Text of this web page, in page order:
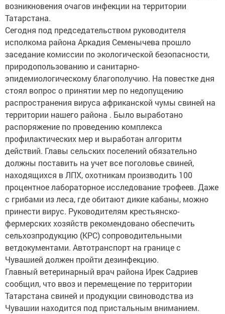
возникновения очагов инфекции на территории
Татарстана.
Сегодня под председательством руководителя
исполкома района Аркадия Семенычева прошло
заседание комиссии по экологической безопасности,
природопользованию и санитарно-
эпидемиологическому благополучию. На повестке дня
стоял вопрос о принятии мер по недопущению
распространения вируса африканской чумы свиней на
территории нашего района . Было выработано
распоряжение по проведению комплекса
профилактических мер и выработан алгоритм
действий. Главы сельских поселений обязательно
должны поставить на учет все поголовье свиней,
находящихся в ЛПХ, охотникам производить 100
процентное лабораторное исследование трофеев. Даже
с грибами из леса, где обитают дикие кабаны, можно
принести вирус. Руководителям крестьянско-
фермерских хозяйств рекомендовано обеспечить
сельхозпродукцию (КРС) сопроводительными
ветдокументами. Автотранспорт на границе с
Чувашией должен пройти дезинфекцию.
Главный ветеринарный врач района Ирек Садриев
сообщил, что ввоз и перемещение по территории
Татарстана свиней и продукции свиноводства из
Чувашии находится под пристальным вниманием.